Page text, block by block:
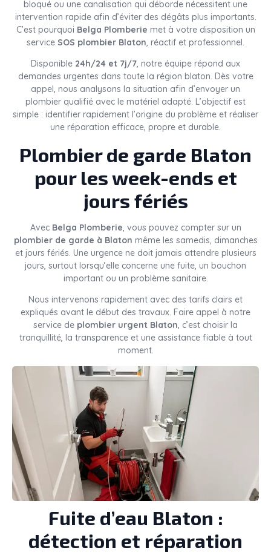
bloqué ou une canalisation qui déborde nécessitent une
intervention rapide afin d’éviter des dégâts plus importants.
C’est pourquoi Belga Plomberie met à votre disposition un
service SOS plombier Blaton, réactif et professionnel.
Disponible 24h/24 et 7j/7, notre équipe répond aux
demandes urgentes dans toute la région blaton. Dès votre
appel, nous analysons la situation afin d’envoyer un
plombier qualifié avec le matériel adapté. L’objectif est
simple : identifier rapidement l’origine du problème et réaliser
une réparation efficace, propre et durable.
Plombier de garde Blaton
pour les week-ends et
jours fériés
Avec Belga Plomberie, vous pouvez compter sur un
plombier de garde à Blaton même les samedis, dimanches
et jours fériés. Une urgence ne doit jamais attendre plusieurs
jours, surtout lorsqu’elle concerne une fuite, un bouchon
important ou un problème sanitaire.
Nous intervenons rapidement avec des tarifs clairs et
expliqués avant le début des travaux. Faire appel à notre
service de plombier urgent Blaton, c’est choisir la
tranquillité, la transparence et une assistance fiable à tout
moment.
Fuite d’eau Blaton :
détection et réparation